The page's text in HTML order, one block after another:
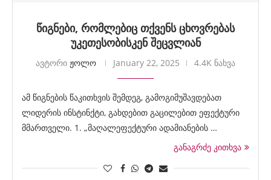
წიგნები, რომლებიც თქვენს ცხოვრებას
უკეთესობისკენ შეცვლიან
ავტორი ჟოლო January 22, 2025 4.4K ნახვა
ამ წიგნების წაკითხვის შემდეგ, გამოგიმუშავდებათ
ლიდერის ინსტინქტი, გახდებით გაცილებით ეფექტური
მმართველი. 1. „მაღალეფექტური ადამიანების …
განაგრძე კითხვა